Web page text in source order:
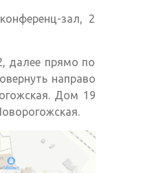
зал, 2
далее прямо по
направо
Дом 19